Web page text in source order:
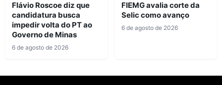
Flávio Roscoe diz que
candidatura busca
impedir volta do PT ao
Governo de Minas
6 de agosto de 2026
FIEMG avalia corte da
Selic como avanço
6 de agosto de 2026